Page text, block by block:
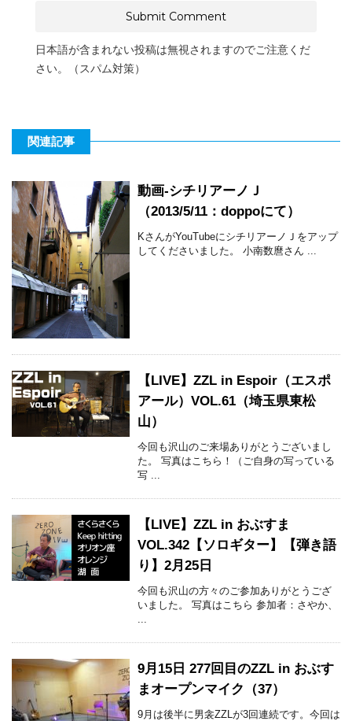
日本語が含まれない投稿は無視されますのでご注意くだ
さい。（スパム対策）
関連記事
動画-シチリアーノＪ
（2013/5/11：doppoにて）
KさんがYouTubeにシチリアーノＪをアップ
してくださいました。 小南数麿さん ...
【LIVE】ZZL in Espoir（エスポ
アール）VOL.61（埼玉県東松
山）
今回も沢山のご来場ありがとうございまし
た。 写真はこちら！（ご自身の写っている
写 ...
【LIVE】ZZL in おぶすま
VOL.342【ソロギター】【弾き語
り】2月25日
今回も沢山の方々のご参加ありがとうござ
いました。 写真はこちら 参加者：さやか、
9月15日 277回目のZZL in おぶす
まオープンマイク（37）
9月は後半に男衾ZZLが3回連続です。今回は